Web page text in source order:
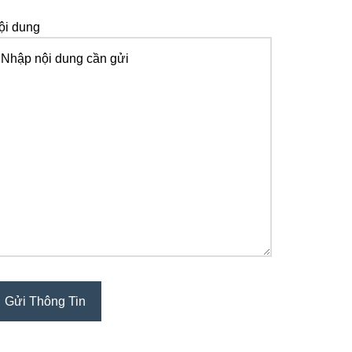
dung